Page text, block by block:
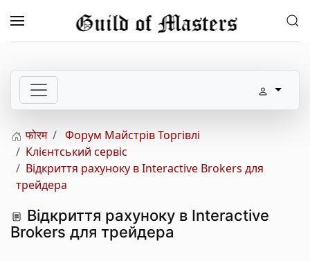
Skip to main content
फोरम
Форум Майстрів Торгівлі
Клієнтський сервіс
Відкриття рахуноку в Interactive Brokers для
трейдера
Відкриття рахуноку в Interactive
Brokers для трейдера